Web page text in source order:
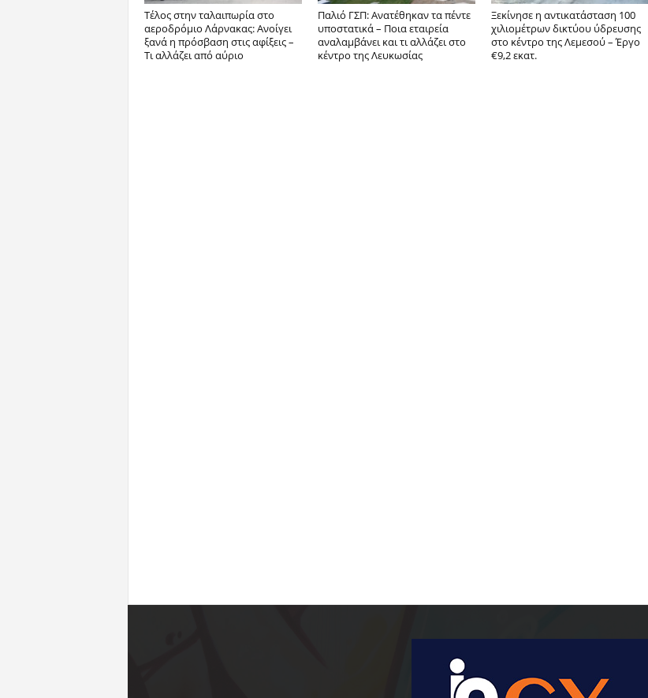
Tέλος στην ταλαιπωρία στο
αεροδρόμιο Λάρνακας: Ανοίγει
ξανά η πρόσβαση στις αφίξεις –
Τι αλλάζει από αύριο
Παλιό ΓΣΠ: Ανατέθηκαν τα πέντε
υποστατικά – Ποια εταιρεία
αναλαμβάνει και τι αλλάζει στο
κέντρο της Λευκωσίας
Ξεκίνησε η αντικατάσταση 100
χιλιομέτρων δικτύου ύδρευσης
στο κέντρο της Λεμεσού – Έργο
€9,2 εκατ.